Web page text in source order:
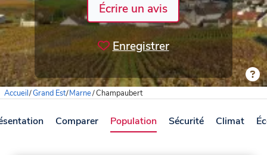
Écrire un avis
Enregistrer
Accueil/Grand Est/Marne/Champaubert
Comparer Population Sécurité Climat